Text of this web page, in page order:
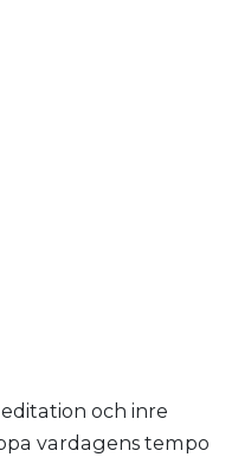
och inre
vardagens tempo